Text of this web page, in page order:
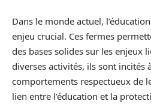
Dans le monde actuel,
enjeu crucial. Ces fermes
des bases solides sur les enjeux
diverses activités, ils sont incités
comportements respectueux de
lien entre l’éducation et la